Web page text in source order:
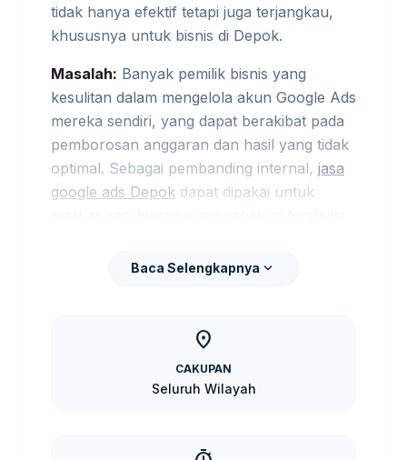
tidak hanya efektif tetapi juga terjangkau,
khususnya untuk bisnis di Depok.
Masalah: Banyak pemilik bisnis yang
kesulitan dalam mengelola akun Google Ads
mereka sendiri, yang dapat berakibat pada
pemborosan anggaran dan hasil yang tidak
optimal. Sebagai pembanding internal, jasa
google ads Depok dapat dipakai untuk
Tanpa pengelolaan yang tepat, iklan
tidak menghasilkan konversi yang
Baca Selengkapnya expand_more
location_on
CAKUPAN
Seluruh Wilayah